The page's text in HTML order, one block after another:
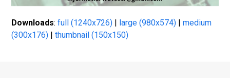
Downloads:full (1240x726) | large (980x574) |medium
(300x176) |thumbnail (150x150)